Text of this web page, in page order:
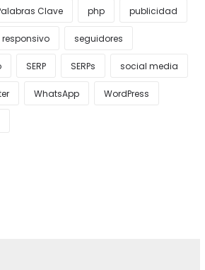
Clave php publicidad
responsivo seguidores
SERP SERPs social media
WhatsApp WordPress